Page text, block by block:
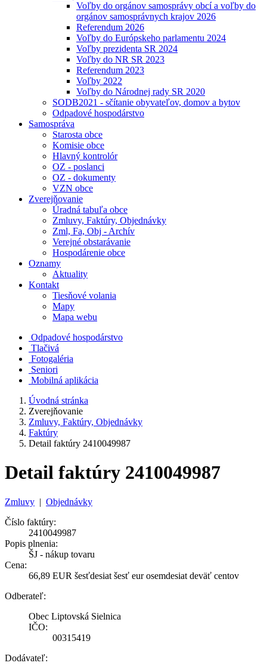
Voľby do orgánov samosprávy obcí a voľby do
orgánov samosprávnych krajov 2026
Referendum 2026
Voľby do Európskeho parlamentu 2024
Voľby prezidenta SR 2024
Voľby do NR SR 2023
Referendum 2023
Voľby 2022
Voľby do Národnej rady SR 2020
SODB2021 - sčítanie obyvateľov, domov a bytov
Odpadové hospodárstvo
Samospráva
Starosta obce
Komisie obce
Hlavný kontrolór
OZ - poslanci
OZ - dokumenty
VZN obce
Zverejňovanie
Úradná tabuľa obce
Zmluvy, Faktúry, Objednávky
Zml, Fa, Obj - Archív
Verejné obstarávanie
Hospodárenie obce
Oznamy
Aktuality
Kontakt
Tiesňové volania
Mapy
Mapa webu
Odpadové hospodárstvo
Tlačivá
Fotogaléria
Seniori
Mobilná aplikácia
Úvodná stránka
Zverejňovanie
Zmluvy, Faktúry, Objednávky
Faktúry
Detail faktúry 2410049987
Detail faktúry 2410049987
Zmluvy | Objednávky
Číslo faktúry:
2410049987
Popis plnenia:
ŠJ - nákup tovaru
Cena:
66,89 EUR šesťdesiat šesť eur osemdesiat deväť centov
Odberateľ:
Obec Liptovská Sielnica
IČO:
00315419
Dodávateľ: